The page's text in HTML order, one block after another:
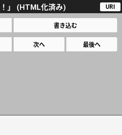
」 (HTML化済み) URI
書き込む
次へ 最後へ